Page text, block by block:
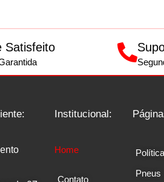
Satisfeito
Institucional:
Home
Contato
Pneus